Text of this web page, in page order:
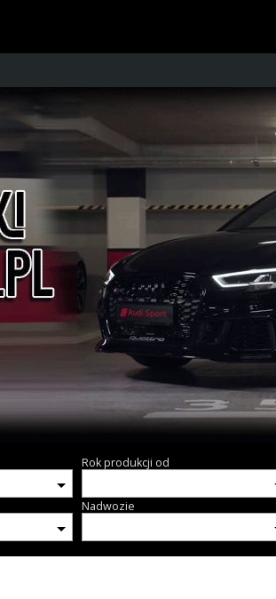
Rok produkcji od
Nadwozie